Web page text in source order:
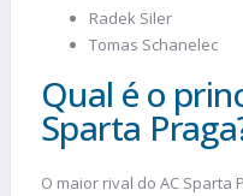
Radek Siler
Tomas Schanelec
Qual é o
Sparta
O maior rival do AC Sparta